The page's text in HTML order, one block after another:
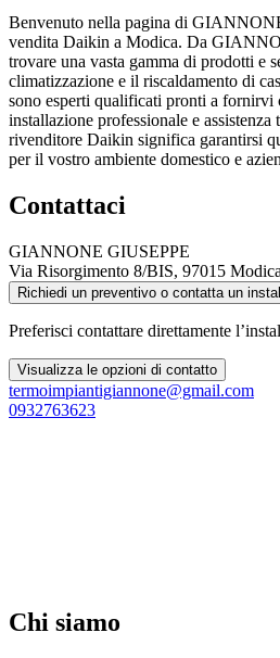
Benvenuto nella pagina di
vendita Daikin a Modica. Da
trovare una vasta gamma di prodotti e
climatizzazione e il riscaldamento di
sono esperti qualificati pronti a fornirvi
installazione professionale e assistenza
rivenditore Daikin significa garantirsi
per il vostro ambiente domestico e
Contattaci
GIANNONE GIUSEPPE
Via Risorgimento 8/BIS, 97015 Modica
Richiedi un preventivo o contatta un
Preferisci contattare direttamente
Visualizza le opzioni di contatto
termoimpiantigiannone@gmail.com
0932763623
Chi siamo